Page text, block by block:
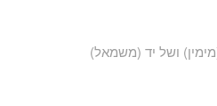
ושל יד (משמאל)